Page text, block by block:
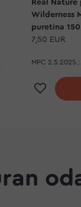
Real Nature
Wilderness
puretina
7,50 EUR
MPC 2.5.2025.: